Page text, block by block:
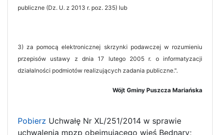
publiczne (Dz. U. z 2013 r. poz. 235) lub
3) za pomocą elektronicznej skrzynki podawczej w rozumieniu
przepisów ustawy z dnia 17 lutego 2005 r. o informatyzacji
działalności podmiotów realizujących zadania publiczne.".
Wójt Gminy Puszcza Mariańska
Pobierz Uchwałę Nr XL/251/2014 w sprawie
uchwalenia mpzp obejmującego wieś Bednary;